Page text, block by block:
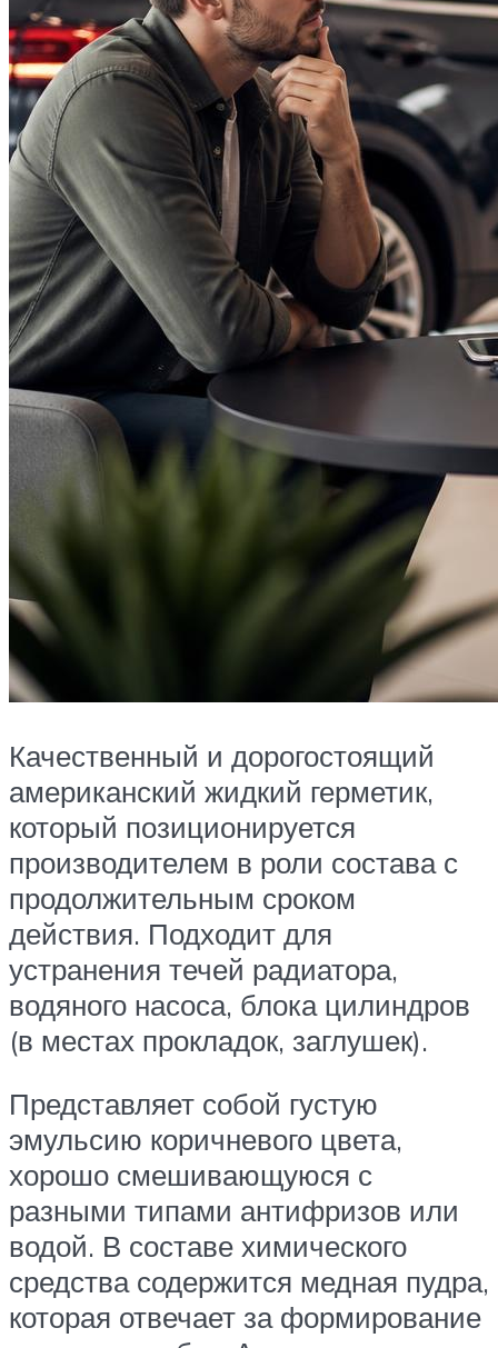
Качественный и дорогостоящий
американский жидкий герметик,
который позиционируется
производителем в роли состава с
продолжительным сроком
действия. Подходит для
устранения течей радиатора,
водяного насоса, блока цилиндров
(в местах прокладок, заглушек).
Представляет собой густую
эмульсию коричневого цвета,
хорошо смешивающуюся с
разными типами антифризов или
водой. В составе химического
средства содержится медная пудра,
которая отвечает за формирование